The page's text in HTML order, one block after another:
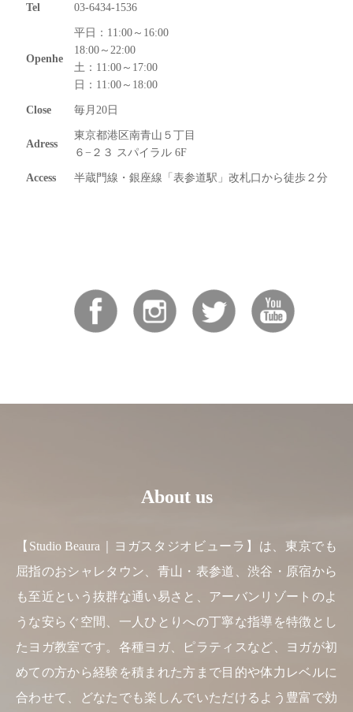
Tel 03-6434-1536
Openhe
平日：11:00～16:00
18:00～22:00
土：11:00～17:00
日：11:00～18:00
Close 毎月20日
Adress
東京都港区南青山５丁目
６−２３ スパイラル 6F
Access 半蔵門線・銀座線「表参道駅」改札口から徒歩２分
About us
【Studio Beaura｜ヨガスタジオビューラ】は、東京でも
屈指のおシャレタウン、青山・表参道、渋谷・原宿から
も至近という抜群な通い易さと、アーバンリゾートのよ
うな安らぐ空間、一人ひとりへの丁寧な指導を特徴とし
たヨガ教室です。各種ヨガ、ピラティスなど、ヨガが初
めての方から経験を積まれた方まで目的や体力レベルに
合わせて、どなたでも楽しんでいただけるよう豊富で効